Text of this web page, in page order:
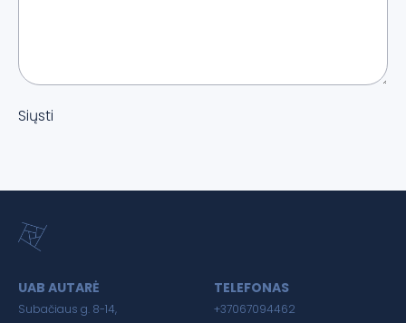
Siųsti
UAB AUTARĖ
Subačiaus g. 8-14,
TELEFONAS
+37067094462